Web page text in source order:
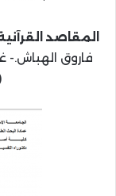
المقاصد